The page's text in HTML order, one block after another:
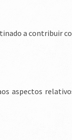
a contribuir
aspectos